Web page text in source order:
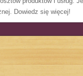
Dowiedz się więcej!